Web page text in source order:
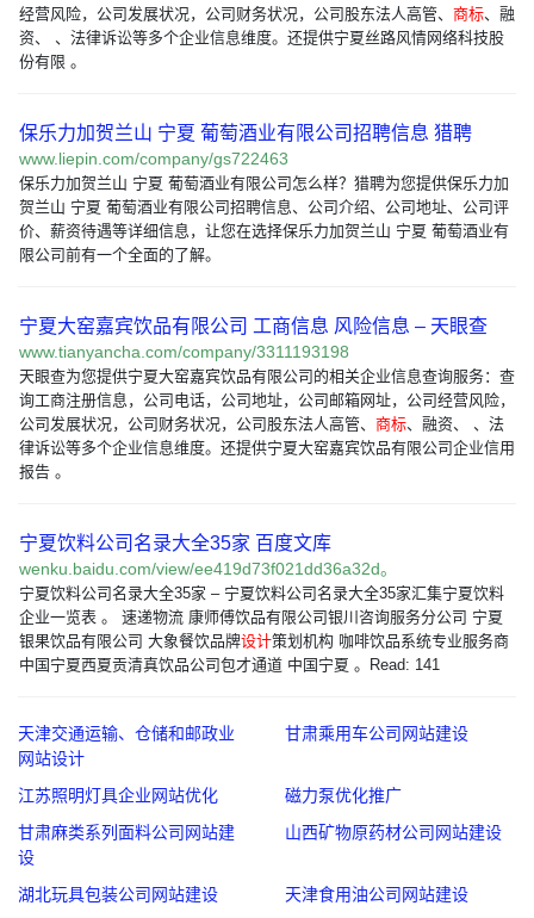
经营风险，公司发展状况，公司财务状况，公司股东法人高管、 商标、融
资、 、法律诉讼等多个企业信息维度。还提供宁夏丝路风情网络科技股
份有限 。
保乐力加贺兰山 宁夏 葡萄酒业有限公司招聘信息 猎聘
www.liepin.com/company/gs722463
保乐力加贺兰山 宁夏 葡萄酒业有限公司怎么样？猎聘为您提供保乐力加
贺兰山 宁夏 葡萄酒业有限公司招聘信息、公司介绍、公司地址、公司评
价、薪资待遇等详细信息，让您在选择保乐力加贺兰山 宁夏 葡萄酒业有
限公司前有一个全面的了解。
宁夏大窑嘉宾饮品有限公司 工商信息 风险信息 – 天眼查
www.tianyancha.com/company/3311193198
天眼查为您提供宁夏大窑嘉宾饮品有限公司的相关企业信息查询服务：查
询工商注册信息，公司电话，公司地址，公司邮箱网址，公司经营风险，
公司发展状况，公司财务状况，公司股东法人高管、 商标、融资、 、法
律诉讼等多个企业信息维度。还提供宁夏大窑嘉宾饮品有限公司企业信用
报告 。
宁夏饮料公司名录大全35家 百度文库
wenku.baidu.com/view/ee419d73f021dd36a32d。
宁夏饮料公司名录大全35家 – 宁夏饮料公司名录大全35家汇集宁夏饮料
企业一览表 。 速递物流 康师傅饮品有限公司银川咨询服务分公司 宁夏
银果饮品有限公司 大象餐饮品牌设计策划机构 咖啡饮品系统专业服务商
中国宁夏西夏贡清真饮品公司包才通道 中国宁夏 。Read: 141
天津交通运输、仓储和邮政业
网站设计
甘肃乘用车公司网站建设
江苏照明灯具企业网站优化
磁力泵优化推广
甘肃麻类系列面料公司网站建
设
山西矿物原药材公司网站建设
湖北玩具包装公司网站建设 天津食用油公司网站建设